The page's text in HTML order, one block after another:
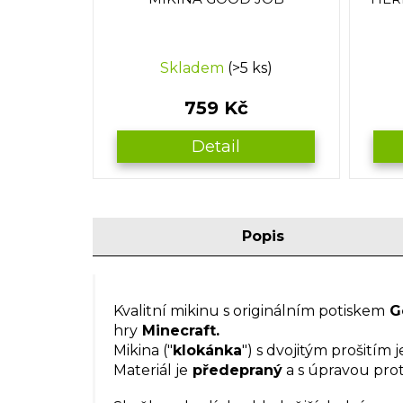
Skladem (>5 ks)
759 Kč
Detail
Popis
Kvalitní mikinu s originálním potiskem
hry Minecraft.
Mikina ("klokánka") s dvojitým prošitím
Materiál je předepraný a s úpravou